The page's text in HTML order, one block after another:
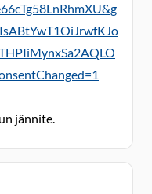
jännite.